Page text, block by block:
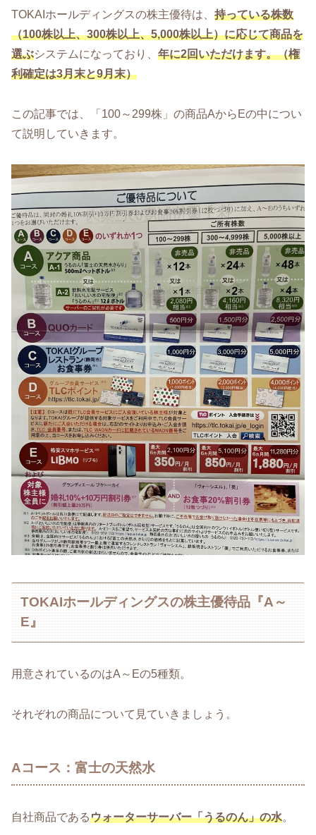
TOKAIホールディングスの株主優待は、 持っている株数
（100株以上、300株以上、5,000株以上）に応じて商品を
選ぶシステムになっており、 年に2回いただけます。（権
利確定は3月末と9月末）
この記事では、「100～299株」の商品AからEの中につい
て説明していきます。
TOKAIホールディングスの株主優待品『A～
E』
用意されているのはA～Eの5種類。
それぞれの商品について見ていきましょう。
Aコース：富士の天然水
自社商品であるウォーターサーバー「うるのん」の水。